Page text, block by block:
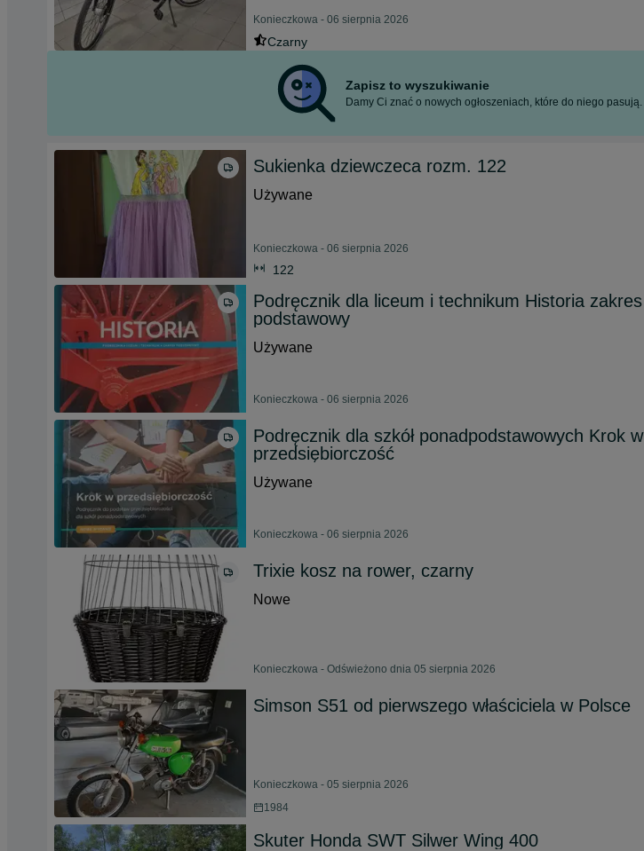
Konieczkowa - 06 sierpnia 2026
Czarny
Zapisz to wyszukiwanie
Damy Ci znać o nowych ogłoszeniach, które do niego pasują.
Sukienka dziewczeca rozm. 122
Używane
Konieczkowa - 06 sierpnia 2026
122
Podręcznik dla liceum i technikum Historia zakres
podstawowy
Używane
Konieczkowa - 06 sierpnia 2026
Podręcznik dla szkół ponadpodstawowych Krok w
przedsiębiorczość
Używane
Konieczkowa - 06 sierpnia 2026
Trixie kosz na rower, czarny
Nowe
Konieczkowa - Odświeżono dnia 05 sierpnia 2026
Simson S51 od pierwszego właściciela w Polsce
Konieczkowa - 05 sierpnia 2026
1984
Skuter Honda SWT Silwer Wing 400